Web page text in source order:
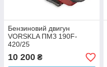
Бензиновий двигун
VORSKLA ПМЗ 190F-
420/25
10 200 ₴